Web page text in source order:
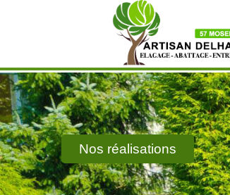
Nos réalisations